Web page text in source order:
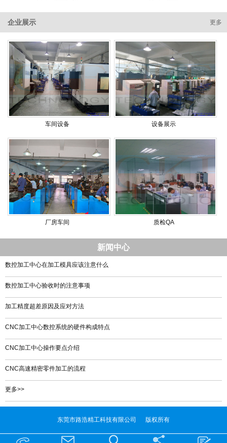
更多
企业展示
车间设备 设备展示
厂房车间 质检QA
新闻中心
数控加工中心在加工模具应该注意什么
数控加工中心验收时的注意事项
加工精度超差原因及应对方法
CNC加工中心数控系统的硬件构成特点
CNC加工中心操作要点介绍
CNC高速精密零件加工的流程
更多>>
东莞市路浩精工科技有限公司 版权所有